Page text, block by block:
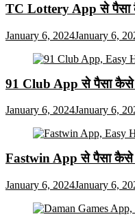
TC Lottery App से पैसा
January 6, 2024January 6,
91 Club App से पैसा कैसे
January 6, 2024January 6,
Fastwin App से पैसा कैसे
January 6, 2024January 6,